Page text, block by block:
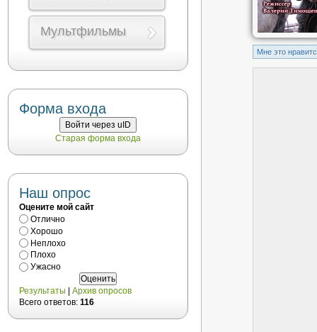
Mне это
Мультфильмы
Форма входа
Войти через uID
Старая форма входа
Наш опрос
Оцените мой сайт
Отлично
Хорошо
Неплохо
Плохо
Ужасно
Результаты
Архив опросов
Всего ответов: 116